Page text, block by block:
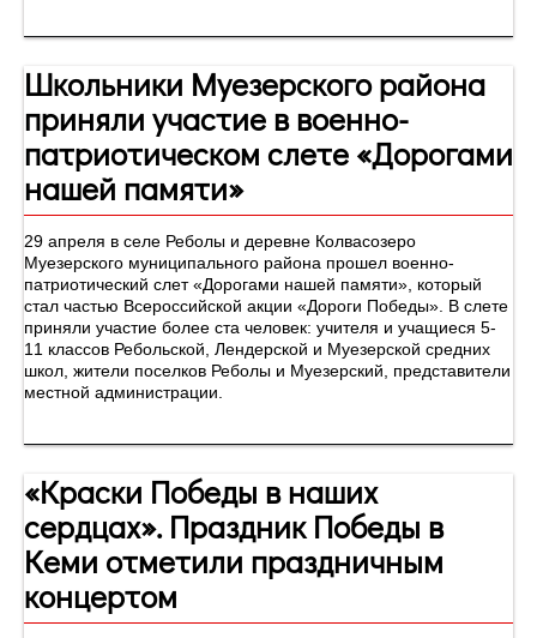
Школьники Муезерского района
приняли участие в военно-
патриотическом слете «Дорогами
нашей памяти»
29 апреля в селе Реболы и деревне Колвасозеро
Муезерского муниципального района прошел военно-
патриотический слет «Дорогами нашей памяти», который
стал частью Всероссийской акции «Дороги Победы». В слете
приняли участие более ста человек: учителя и учащиеся 5-
11 классов Ребольской, Лендерской и Муезерской средних
школ, жители поселков Реболы и Муезерский, представители
местной администрации.
«Краски Победы в наших
сердцах». Праздник Победы в
Кеми отметили праздничным
концертом